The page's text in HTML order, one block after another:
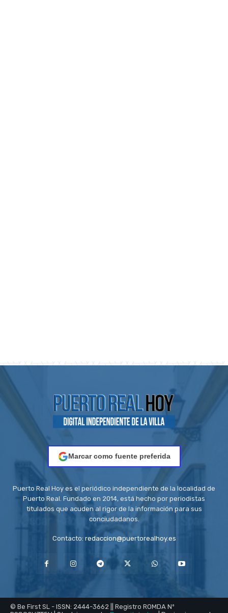
Marcar como fuente preferida
Puerto Real Hoy es el periódico independiente de la localidad de
Puerto Real. Fundado en 2014, está hecho por periodistas
titulados que acuden al rigor de la información para sus
conciudadanos.
Contacto: redaccion@puertorealhoy.es
© Be First SL - ISSN: 2444-3662 || Registro ROMDA Nº